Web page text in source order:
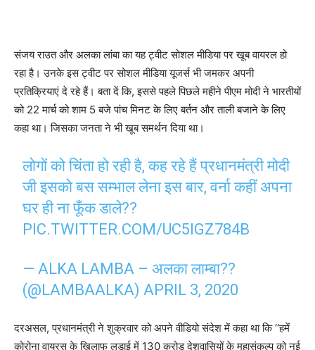
संजय राउत और अलका लांबा का यह ट्वीट सोशल मीडिया पर खूब वायरल हो
रहा है। उनके इस ट्वीट पर सोशल मीडिया यूजर्स भी जमकर अपनी
प्रतिक्रियाएं दे रहे हैं। बता दें कि, इससे पहले पिछले महीने पीएम मोदी ने भारतीयों
को 22 मार्च को शाम 5 बजे पांच मिनट के लिए बर्तन और ताली बजाने के लिए
कहा था। जिसका जनता ने भी खूब समर्थन दिया था।
लोगों को चिंता हो रही है, कह रहे हैं प्रधानमंत्री मोदी
जी इसको बस सम्भाल लेना इस बार, वर्ना कहीं अपना
घर ही ना फूँक डाले??
PIC.TWITTER.COM/UC5IGZ784B
— ALKA LAMBA – अलका लाम्बा??
(@LAMBAALKA)APRIL 3, 2020
दरअसल, प्रधानमंत्री ने शुक्रवार को अपने वीडियो संदेश में कहा था कि ‘‘हमें
कोरोना वायरस के खिलाफ लड़ाई में 130 करोड़ देशवासियों के महासंकल्प को नई